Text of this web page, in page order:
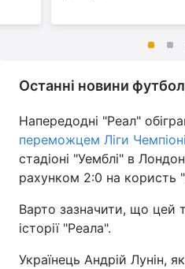
Останні новини
Напередодні "Реал"
переможцем Ліги
стадіоні "Уемблі" в
рахунком 2:0 на користь
Варто зазначити, що цей
історії "Реала".
Українець Андрій Лунін,